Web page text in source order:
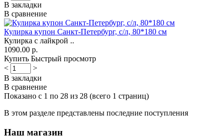
В закладки
В сравнение
Кулирка купон Санкт-Петербург, с/л, 80*180 см
Кулирка с лайкрой ..
1090.00 р.
Купить Быстрый просмотр
<
>
В закладки
В сравнение
Показано с 1 по 28 из 28 (всего 1 страниц)
В этом разделе представлены последние поступления
Наш магазин